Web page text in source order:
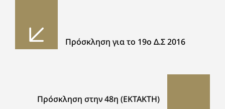
Πρόσκληση για το 19ο Δ.Σ 2016
Πρόσκληση στην 48η (EKTAKTH)